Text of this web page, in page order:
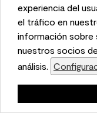
This website uses
and to analyze
We also share
with our social
partners. Cookie
experiencia del
el tráfico en
información sobre
nuestros socios
análisis.
1 - 10 of 11 Questions